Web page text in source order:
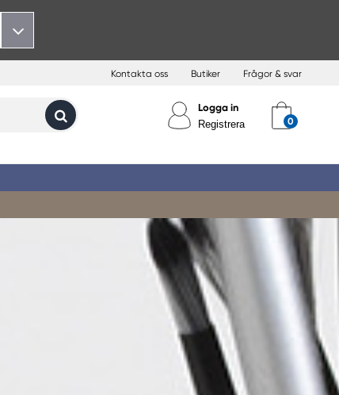
Kontakta oss Butiker Frågor & svar
Logga in
Registrera